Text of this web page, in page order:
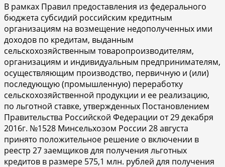
В рамках Правил предоставления из федерального
бюджета субсидий российским кредитным
организациям на возмещение недополученных ими
доходов по кредитам, выданным
сельскохозяйственным товаропроизводителям,
организациям и индивидуальным предпринимателям,
осуществляющим производство, первичную и (или)
последующую (промышленную) переработку
сельскохозяйственной продукции и ее реализацию,
по льготной ставке, утвержденных Постановлением
Правительства Российской Федерации от 29 декабря
2016г. №1528 Минсельхозом России 28 августа
принято положительное решение о включении в
реестр 27 заемщиков для получения льготных
кредитов в размере 575,1 млн. рублей для получения